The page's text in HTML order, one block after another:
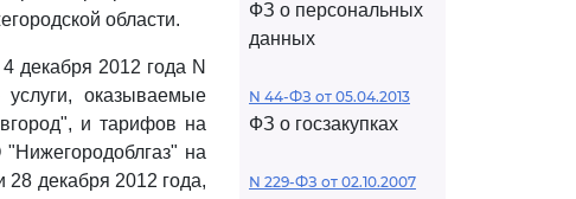
области.
декабря 2012 года N
оказываемые
и тарифов на
на
28 декабря 2012 года,
ФЗ о персональных
данных
N 44-ФЗ от 05.04.2013
ФЗ о госзакупках
N 229-ФЗ от 02.10.2007